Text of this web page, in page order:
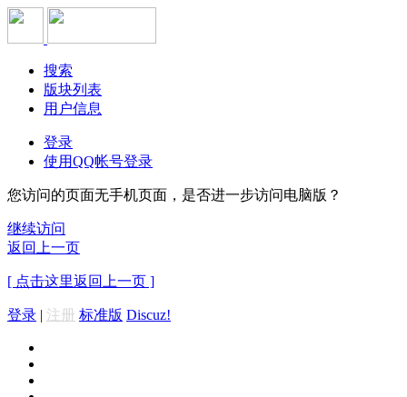
搜索
版块列表
用户信息
登录
使用QQ帐号登录
您访问的页面无手机页面，是否进一步访问电脑版？
继续访问
返回上一页
[ 点击这里返回上一页 ]
登录 | 注册 标准版 Discuz!